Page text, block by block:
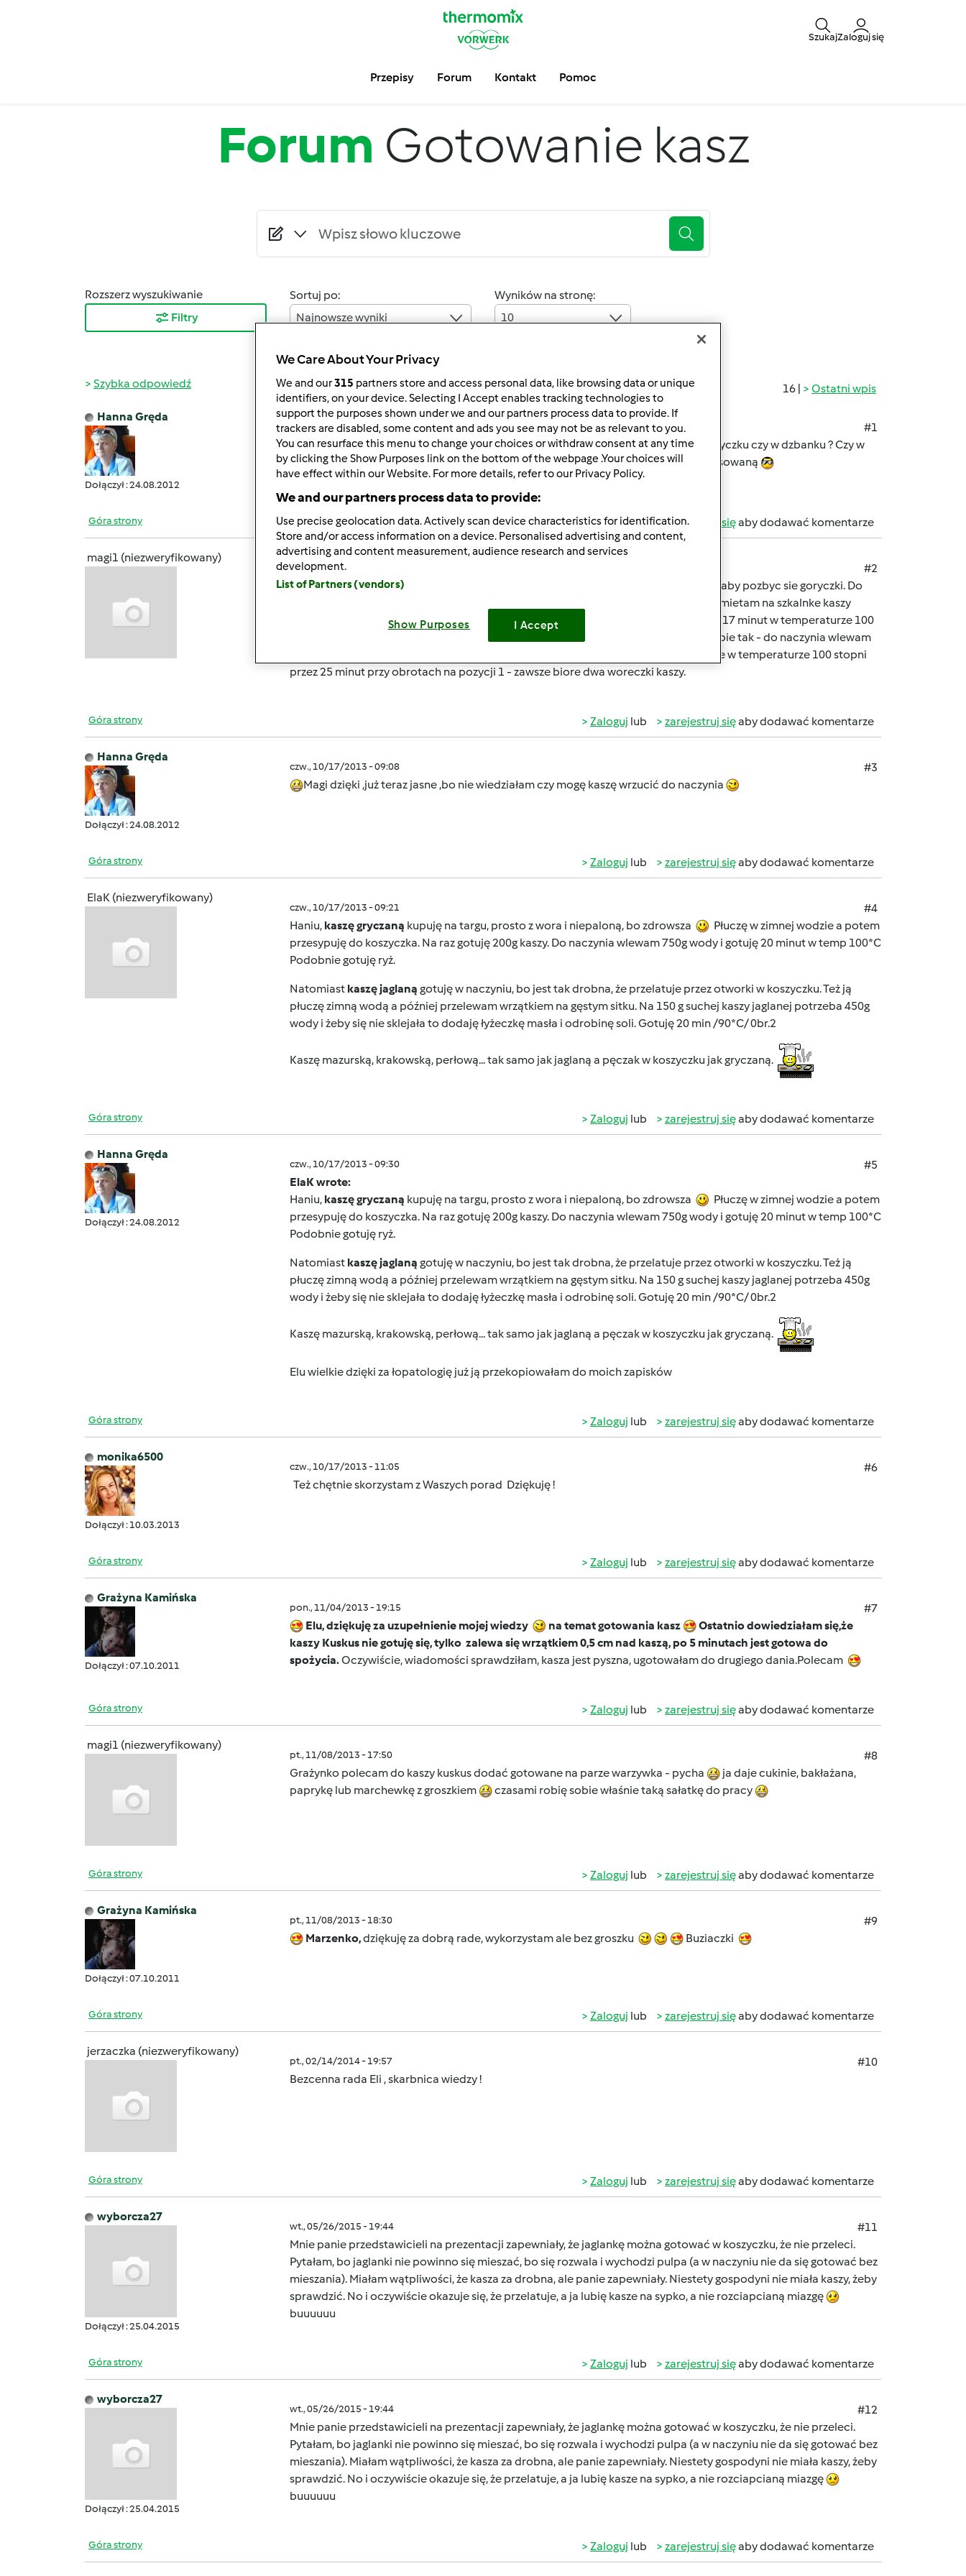
SzukajZaloguj się
Przepisy Forum Kontakt Pomoc
Forum Gotowanie kasz
Rozszerz wyszukiwanie
Filtry
Sortuj po:
Najnowsze wyniki
Wyników na stronę:
10
16 | Ostatni wpis
Szybka odpowiedź
Hanna Gręda
Dołączył : 24.08.2012
czw., 10/17/2013 - 05:19
#1
Witam dziewczyny mam pytanie jak ugotować :O kaszę jaglaną w mixsiu?Na koszyczku czy w dzbanku ? Czy w
taki sam sposób gotować gryczankę lub pęczak?Zastosujcie proszę łopatologię stosowaną
Góra strony Zalogujlub zarejestruj sięaby dodawać komentarze
magi1 (niezweryfikowany)
czw., 10/17/2013 - 06:57
#2
Haniu juz pisze
kasza jaglana - kasze przeplukac zimna woda i przelac wrzatkiem aby pozbyc sie goryczki. Do
naczynia wlac potrzebna ilosc wody - na opakowaniu jest instrukcja - jak dobrze pamietam na szkalnke kaszy
potrzeba 2 szklanki wody, wode mozna osolic i wrzucic kasze do naczynia. Gotowac 17 minut w temperaturze 100
stopni obroty na poz. 1. Kasza gryczana - ja kupuje kasze w woreczkach i robie tak - do naczynia wlewam
1000 g wody, daje troszku soli i w koszyczku umieszczam kasze w woreczkach. Gotuje w temperaturze 100 stopni
przez 25 minut przy obrotach na pozycji 1 - zawsze biore dwa woreczki kaszy.
Góra strony Zaloguj lub zarejestruj sięaby dodawać komentarze
Hanna Gręda
Dołączył : 24.08.2012
czw., 10/17/2013 - 09:08
#3
Magi dzięki ,już teraz jasne ,bo nie wiedziałam czy mogę kaszę wrzucić do naczynia
Góra strony Zaloguj lub zarejestruj sięaby dodawać komentarze
ElaK (niezweryfikowany)
czw., 10/17/2013 - 09:21
#4
Haniu, kaszę gryczaną kupuję na targu, prosto z wora i niepaloną, bo zdrowsza
Płuczę w zimnej wodzie a potem
przesypuję do koszyczka. Na raz gotuję 200g kaszy. Do naczynia wlewam 750g wody i gotuję 20 minut w temp 100*C
Podobnie gotuję ryż.
Natomiast kaszę jaglaną gotuję w naczyniu, bo jest tak drobna, że przelatuje przez otworki w koszyczku. Też ją
płuczę zimną wodą a później przelewam wrzątkiem na gęstym sitku. Na 150 g suchej kaszy jaglanej potrzeba 450g
wody i żeby się nie sklejała to dodaję łyżeczkę masła i odrobinę soli. Gotuję 20 min /90*C/ 0br.2
Kaszę mazurską, krakowską, perłową... tak samo jak jaglaną a pęczak w koszyczku jak gryczaną.
Góra strony Zaloguj lub zarejestruj sięaby dodawać komentarze
Hanna Gręda
Dołączył : 24.08.2012
czw., 10/17/2013 - 09:30
#5
ElaK wrote:
Haniu, kaszę gryczaną kupuję na targu, prosto z wora i niepaloną, bo zdrowsza
Płuczę w zimnej wodzie a potem
przesypuję do koszyczka. Na raz gotuję 200g kaszy. Do naczynia wlewam 750g wody i gotuję 20 minut w temp 100*C
Podobnie gotuję ryż.
Natomiast kaszę jaglaną gotuję w naczyniu, bo jest tak drobna, że przelatuje przez otworki w koszyczku. Też ją
płuczę zimną wodą a później przelewam wrzątkiem na gęstym sitku. Na 150 g suchej kaszy jaglanej potrzeba 450g
wody i żeby się nie sklejała to dodaję łyżeczkę masła i odrobinę soli. Gotuję 20 min /90*C/ 0br.2
Kaszę mazurską, krakowską, perłową... tak samo jak jaglaną a pęczak w koszyczku jak gryczaną.
Elu wielkie dzięki za łopatologię już ją przekopiowałam do moich zapisków
Góra strony Zaloguj lub zarejestruj sięaby dodawać komentarze
monika6500
Dołączył : 10.03.2013
czw., 10/17/2013 - 11:05
#6
Też chętnie skorzystam z Waszych porad Dziękuję !
Góra strony Zaloguj lub zarejestruj sięaby dodawać komentarze
Grażyna Kamińska
Dołączył : 07.10.2011
pon., 11/04/2013 - 19:15
#7
Elu, dziękuję za uzupełnienie mojej wiedzy
na temat gotowania kasz
Ostatnio dowiedziałam się,że
kaszy Kuskus nie gotuję się, tylko zalewa się wrzątkiem 0,5 cm nad kaszą, po 5 minutach jest gotowa do
spożycia.Oczywiście, wiadomości sprawdziłam, kasza jest pyszna, ugotowałam do drugiego dania.Polecam
Góra strony Zaloguj lub zarejestruj sięaby dodawać komentarze
magi1 (niezweryfikowany)
pt., 11/08/2013 - 17:50
#8
Grażynko polecam do kaszy kuskus dodać gotowane na parze warzywka - pycha
ja daje cukinie, bakłażana,
paprykę lub marchewkę z groszkiem
czasami robię sobie właśnie taką sałatkę do pracy
Góra strony Zaloguj lub zarejestruj sięaby dodawać komentarze
Grażyna Kamińska
Dołączył : 07.10.2011
pt., 11/08/2013 - 18:30
#9
Marzenko,dziękuję za dobrą rade, wykorzystam ale bez groszku Buziaczki
Góra strony Zaloguj lub zarejestruj sięaby dodawać komentarze
jerzaczka (niezweryfikowany)
pt., 02/14/2014 - 19:57
#10
Bezcenna rada Eli , skarbnica wiedzy !
Góra strony Zaloguj lub zarejestruj sięaby dodawać komentarze
wyborcza27
Dołączył : 25.04.2015
wt., 05/26/2015 - 19:44
#11
Mnie panie przedstawicieli na prezentacji zapewniały, że jaglankę można gotować w koszyczku, że nie przeleci.
Pytałam, bo jaglanki nie powinno się mieszać, bo się rozwala i wychodzi pulpa (a w naczyniu nie da się gotować bez
mieszania). Miałam wątpliwości, że kasza za drobna, ale panie zapewniały. Niestety gospodyni nie miała kaszy, żeby
sprawdzić. No i oczywiście okazuje się, że przelatuje, a ja lubię kasze na sypko, a nie rozciapcianą miazgę
buuuuuu
Góra strony Zaloguj lub zarejestruj sięaby dodawać komentarze
wyborcza27
Dołączył : 25.04.2015
wt., 05/26/2015 - 19:44
#12
Mnie panie przedstawicieli na prezentacji zapewniały, że jaglankę można gotować w koszyczku, że nie przeleci.
Pytałam, bo jaglanki nie powinno się mieszać, bo się rozwala i wychodzi pulpa (a w naczyniu nie da się gotować bez
mieszania). Miałam wątpliwości, że kasza za drobna, ale panie zapewniały. Niestety gospodyni nie miała kaszy, żeby
sprawdzić. No i oczywiście okazuje się, że przelatuje, a ja lubię kasze na sypko, a nie rozciapcianą miazgę
buuuuuu
Góra strony Zaloguj lub zarejestruj sięaby dodawać komentarze
We Care About Your Privacy
We and our315 partners store and access personal data, like browsing data or unique
identifiers, on your device. Selecting I Accept enables tracking technologies to
support the purposes shown under we and our partners process data to provide. If
trackers are disabled, some content and ads you see may not be as relevant to you.
You can resurface this menu to change your choices or withdraw consent at any time
by clicking the Show Purposes link on the bottom of the webpage .Your choices will
have effect within our Website. For more details, refer to our Privacy Policy.
We and our partners process data to provide:
Use precise geolocation data. Actively scan device characteristics for identification.
Store and/or access information on a device. Personalised advertising and content,
advertising and content measurement, audience research and services
development.
List of Partners (vendors)
Show Purposes I Accept